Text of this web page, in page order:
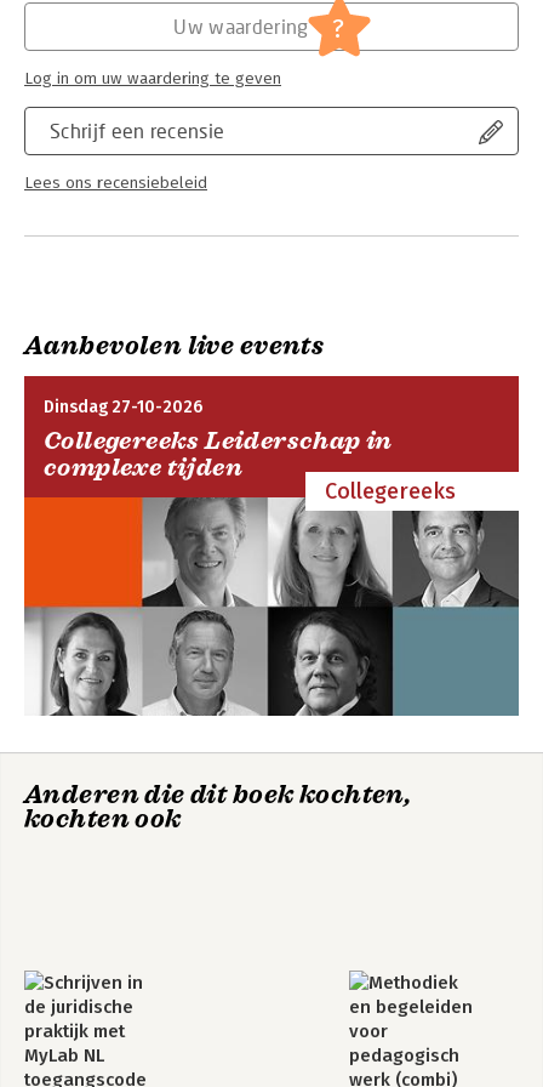
Schrijf een recensie
Lees ons recensiebeleid
Uw waardering ?
Log in om uw waardering te geven
Aanbevolen live events
Dinsdag 27-10-2026
Collegereeks Leiderschap in
complexe tijden
Collegereeks
Anderen die dit boek kochten,
kochten ook